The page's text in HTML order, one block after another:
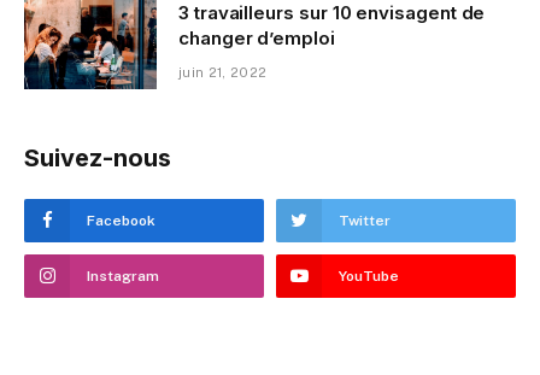
3 travailleurs sur 10 envisagent de
changer d’emploi
juin 21, 2022
Suivez-nous
Facebook Twitter
Instagram YouTube